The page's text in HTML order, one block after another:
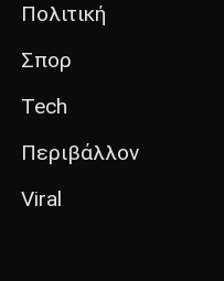
Πολιτική
Σπορ
Tech
Περιβάλλον
Viral